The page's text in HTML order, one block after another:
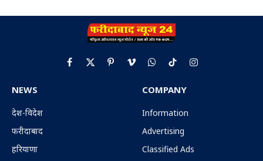
Facebook
X
PinterestVimeoWhatsApp
TikTokInstagram
NEWS
देश-विदेश
फरीदाबाद
हरियाणा
COMPANY
Information
Advertising
Classified Ads